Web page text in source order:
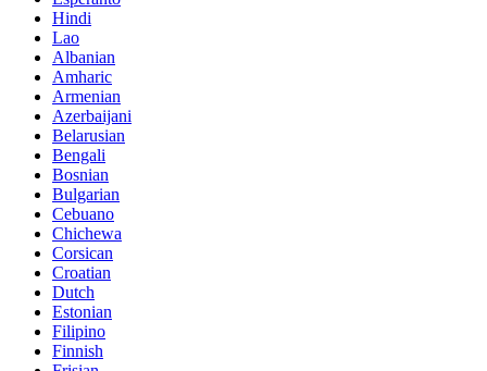
Hindi
Lao
Albanian
Amharic
Armenian
Azerbaijani
Belarusian
Bengali
Bosnian
Bulgarian
Cebuano
Chichewa
Corsican
Croatian
Dutch
Estonian
Filipino
Finnish